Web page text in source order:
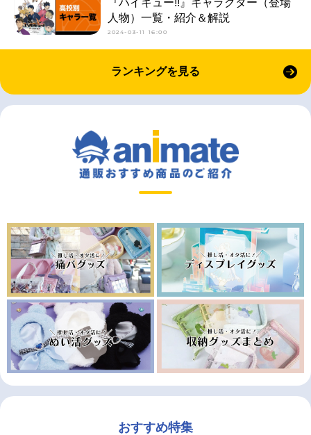
『ハイキュー!!』キャラクター（登場
人物）一覧・紹介＆解説
2024-03-11 16:00
ランキングを見る
おすすめ特集